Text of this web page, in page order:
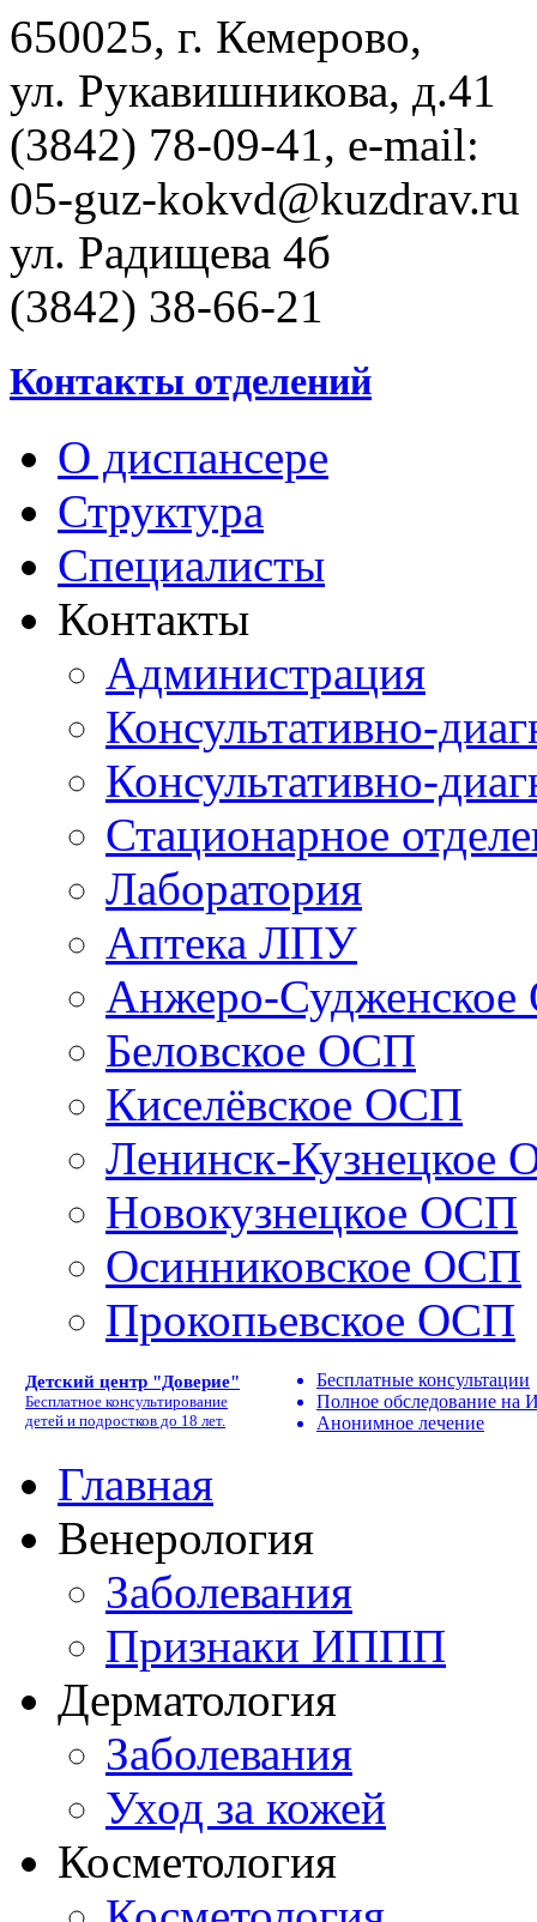
650025, г. Кемерово,
ул. Рукавишникова, д.41
(3842) 78-09-41, e-mail:
05-guz-kоkvd@kuzdrаv.ru
ул. Радищева 4б
(3842) 38-66-21
Контакты отделений
О диспансере
Структура
Специалисты
Контакты
Администрация
Консультативно-
Консультативно-
Стационарное
Лаборатория
Аптека ЛПУ
Анжеро-
Беловское ОСП
Киселёвское ОСП
Ленинск-Кузнецкое
Новокузнецкое ОСП
Осинниковское ОСП
Прокопьевское ОСП
Детский центр "Доверие"
Бесплатное консультирование
детей и подростков до 18 лет.
Бесплатные консультации
Полное обследование
Анонимное лечение
Главная
Венерология
Заболевания
Признаки ИППП
Дерматология
Заболевания
Уход за кожей
Косметология